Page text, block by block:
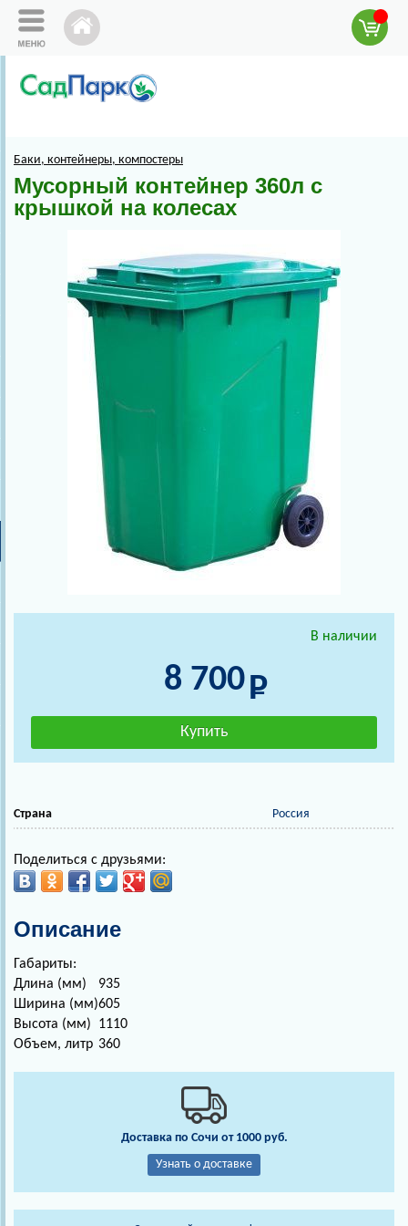
Баки, контейнеры, компостеры
Мусорный контейнер 360л с
крышкой на колесах
В наличии
8 700
Страна Россия
Поделиться с друзьями:
Описание
Габариты:
Длина (мм)
935
Ширина (мм)605
Высота (мм)
1110
Объем, литр 360
Доставка по Сочи от 1000 руб.
Узнать о доставке